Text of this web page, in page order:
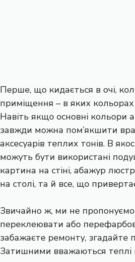
Перше, що кидається в очі,
приміщення – в яких
Навіть якщо основні кольори
завжди можна пом’якшити
аксесуарів теплих тонів. В
можуть бути використані
картина на стіні, абажур
на столі, та й все, що
Звичайно ж, ми не
переклеювати або
забажаєте ремонту, згадайте
Затишними вважаються теплі